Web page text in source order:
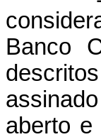
Banco
aberto e